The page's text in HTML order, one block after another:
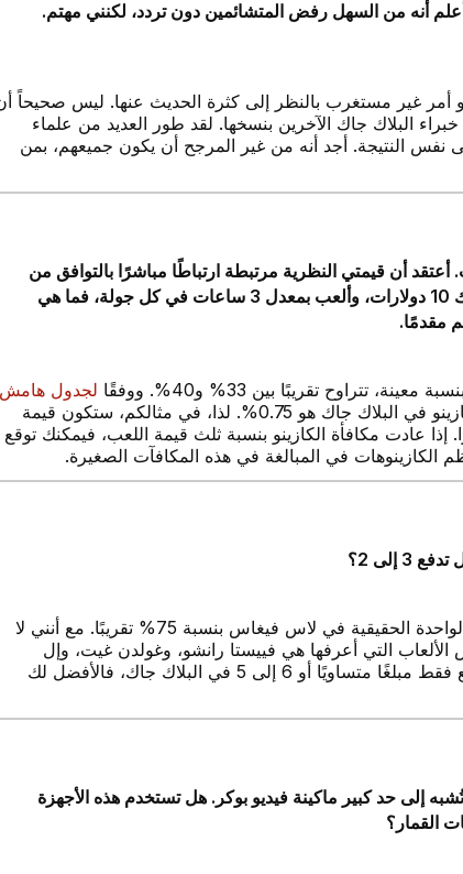
أنه من السهل رفض المتشائمين دون تردد، لكنني مهتم.
أمر غير مستغرب بالنظر إلى كثرة الحديث عنها. ليس صحيحاً
البلاك جاك الآخرين بنسخها. لقد طور العديد من علماء
نفس النتيجة. أجد أنه من غير المرجح أن يكون جميعهم، بمن
أن قيمتي النظرية مرتبطة ارتباطًا مباشرًا بالتوافق من
وجهة نظر الكازينو. إذا كنتُ لاعبًا متوسط رصيدي في البلاك جاك 10 دولارات، وألعب بمعدل 3 ساعات في كل جولة، فما هي
مقدمًا.
تقريبًا بين 33% و40%. ووفقًا
لجدول هامش
الخاص بي، تفترض الكازينوهات أن هامش الكازينو في البلاك جاك هو 0.75%. لذا، في مثالكم، ستكون قيمة
0.0075 × 10 دولارات × 60 × 3 = 13.50 دولارًا. إذا عادت مكافأة الكازينو بنسبة ثلث قيمة اللعب، فيمكنك توقع
إلى 2؟
مع زوال لعبة بينيون هورسشو، انخفض عدد ألعاب المجموعة الواحدة الحقيقية في لاس فيغاس بنسبة 75% تقريبًا. مع أنني لا
التي أعرفها هي فييستا رانشو، وغولدن غيت، وإل
كورتيز، وويسترن. احذر من ألعاب المجموعة الواحدة التي تدفع فقط مبلغًا متساويًا أو 6 إلى 5 في البلاك جاك، فالأفضل لك
إلى حد كبير ماكينة فيديو بوكر. هل تستخدم هذه الأجهزة
القمار؟